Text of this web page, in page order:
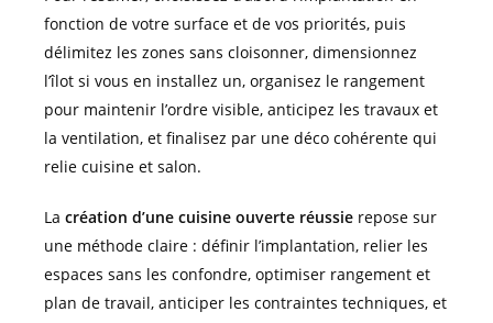
fonction de votre surface et de vos priorités, puis
délimitez les zones sans cloisonner, dimensionnez
l’îlot si vous en installez un, organisez le rangement
pour maintenir l’ordre visible, anticipez les travaux et
la ventilation, et finalisez par une déco cohérente qui
relie cuisine et salon.
La création d’une cuisine ouverte réussie repose sur
une méthode claire : définir l’implantation, relier les
espaces sans les confondre, optimiser rangement et
plan de travail, anticiper les contraintes techniques, et